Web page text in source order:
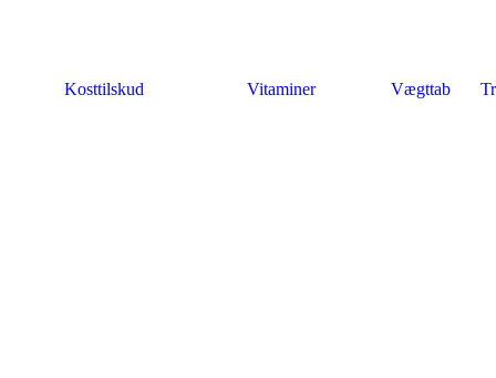
Kosttilskud Vitaminer Vægttab